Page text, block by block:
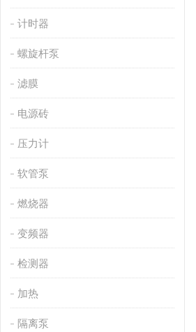
计时器
螺旋杆泵
滤膜
电源砖
压力计
软管泵
燃烧器
变频器
检测器
加热
隔离泵